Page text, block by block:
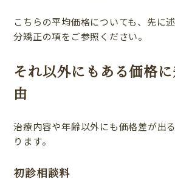
こちらの平均価格についても、先に
分矯正の項をご参照ください。
それ以外にもある価格
由
治療内容や年齢以外にも価格差が出
ります。
初診相談料